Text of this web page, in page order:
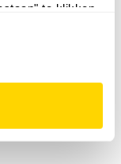
te klikken.